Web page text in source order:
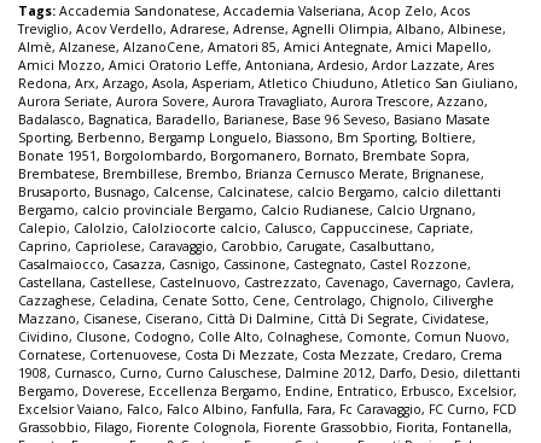
Tags: Accademia Sandonatese, Accademia Valseriana, Acop Zelo, Acos
Treviglio, Acov Verdello, Adrarese, Adrense, Agnelli Olimpia, Albano, Albinese,
Almè, Alzanese, AlzanoCene, Amatori 85, Amici Antegnate, Amici Mapello,
Amici Mozzo, Amici Oratorio Leffe, Antoniana, Ardesio, Ardor Lazzate, Ares
Redona, Arx, Arzago, Asola, Asperiam, Atletico Chiuduno, Atletico San Giuliano,
Aurora Seriate, Aurora Sovere, Aurora Travagliato, Aurora Trescore, Azzano,
Badalasco, Bagnatica, Baradello, Barianese, Base 96 Seveso, Basiano Masate
Sporting, Berbenno, Bergamp Longuelo, Biassono, Bm Sporting, Boltiere,
Bonate 1951, Borgolombardo, Borgomanero, Bornato, Brembate Sopra,
Brembatese, Brembillese, Brembo, Brianza Cernusco Merate, Brignanese,
Brusaporto, Busnago, Calcense, Calcinatese, calcio Bergamo, calcio dilettanti
Bergamo, calcio provinciale Bergamo, Calcio Rudianese, Calcio Urgnano,
Calepio, Calolzio, Calolziocorte calcio, Calusco, Cappuccinese, Capriate,
Caprino, Capriolese, Caravaggio, Carobbio, Carugate, Casalbuttano,
Casalmaiocco, Casazza, Casnigo, Cassinone, Castegnato, Castel Rozzone,
Castellana, Castellese, Castelnuovo, Castrezzato, Cavenago, Cavernago, Cavlera,
Cazzaghese, Celadina, Cenate Sotto, Cene, Centrolago, Chignolo, Ciliverghe
Mazzano, Cisanese, Ciserano, Città Di Dalmine, Città Di Segrate, Cividatese,
Cividino, Clusone, Codogno, Colle Alto, Colnaghese, Comonte, Comun Nuovo,
Cornatese, Cortenuovese, Costa Di Mezzate, Costa Mezzate, Credaro, Crema
1908, Curnasco, Curno, Curno Caluschese, Dalmine 2012, Darfo, Desio, dilettanti
Bergamo, Doverese, Eccellenza Bergamo, Endine, Entratico, Erbusco, Excelsior,
Excelsior Vaiano, Falco, Falco Albino, Fanfulla, Fara, Fc Caravaggio, FC Curno, FCD
Grassobbio, Filago, Fiorente Colognola, Fiorente Grassobbio, Fiorita, Fontanella,